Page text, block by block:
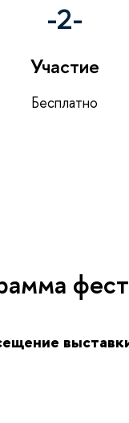
-2-
Участие
Бесплатно